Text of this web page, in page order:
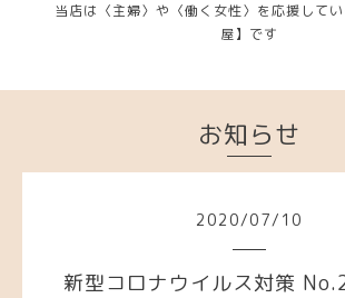
当店は〈主婦〉や〈働く女性〉を応援して
屋】です
お知らせ
2020/07/ 10
新型コロナウイルス対策